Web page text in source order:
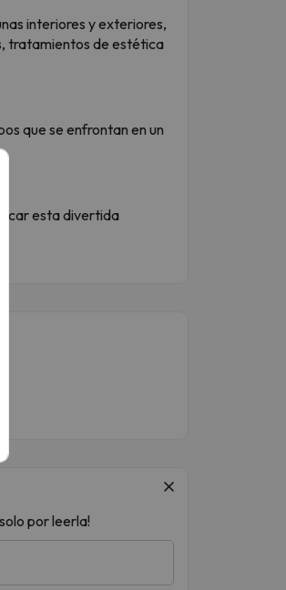
interiores y exteriores,
tratamientos de estética
que se enfrontan en un
esta divertida
por leerla!